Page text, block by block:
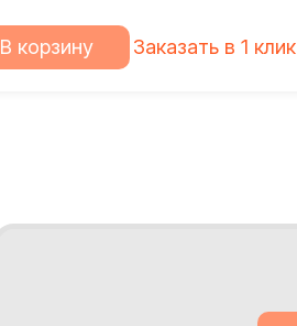
В корзину Заказать в 1 клик